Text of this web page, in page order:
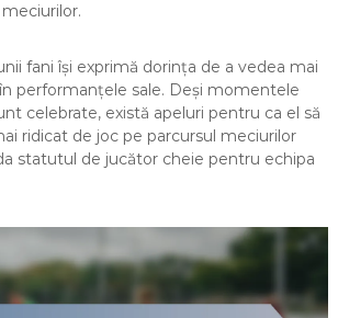
fani își exprimă dorința de a vedea mai
performanțele sale. Deși momentele
celebrate, există apeluri pentru ca el să
ridicat de joc pe parcursul meciurilor
statutul de jucător cheie pentru echipa